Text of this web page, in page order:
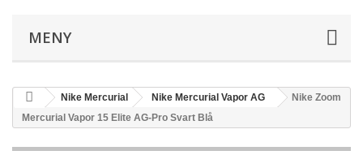
MENY
Nike Mercurial Nike Mercurial Vapor AG
Nike Zoom
Mercurial Vapor 15 Elite AG-Pro Svart Blå